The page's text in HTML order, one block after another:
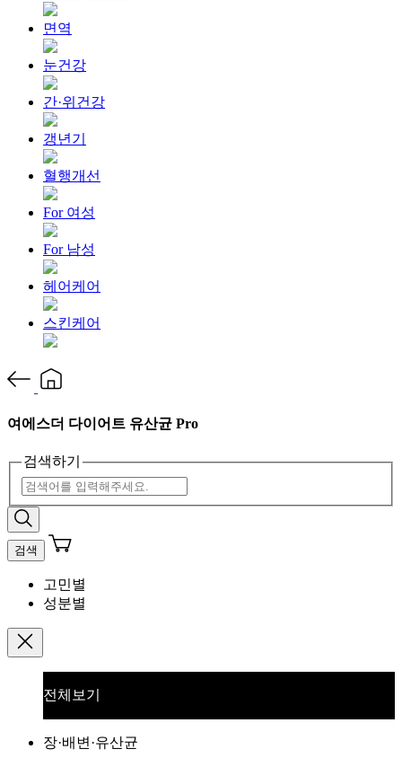
면역
눈건강
간·위건강
갱년기
혈행개선
For 여성
For 남성
헤어케어
스킨케어
여에스더 다이어트 유산균 Pro
검색하기
검색
고민별
성분별
전체보기
장·배변·유산균